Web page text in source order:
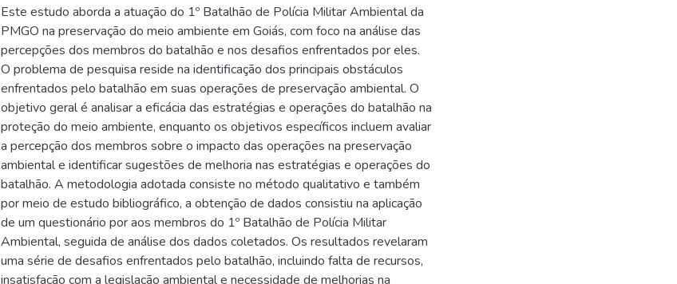
Este estudo aborda a atuação do 1º Batalhão de Polícia Militar Ambiental da
PMGO na preservação do meio ambiente em Goiás, com foco na análise das
percepções dos membros do batalhão e nos desafios enfrentados por eles.
O problema de pesquisa reside na identificação dos principais obstáculos
enfrentados pelo batalhão em suas operações de preservação ambiental. O
objetivo geral é analisar a eficácia das estratégias e operações do batalhão na
proteção do meio ambiente, enquanto os objetivos específicos incluem avaliar
a percepção dos membros sobre o impacto das operações na preservação
ambiental e identificar sugestões de melhoria nas estratégias e operações do
batalhão. A metodologia adotada consiste no método qualitativo e também
por meio de estudo bibliográfico, a obtenção de dados consistiu na aplicação
de um questionário por aos membros do 1º Batalhão de Polícia Militar
Ambiental, seguida de análise dos dados coletados. Os resultados revelaram
uma série de desafios enfrentados pelo batalhão, incluindo falta de recursos,
insatisfação com a legislação ambiental e necessidade de melhorias na